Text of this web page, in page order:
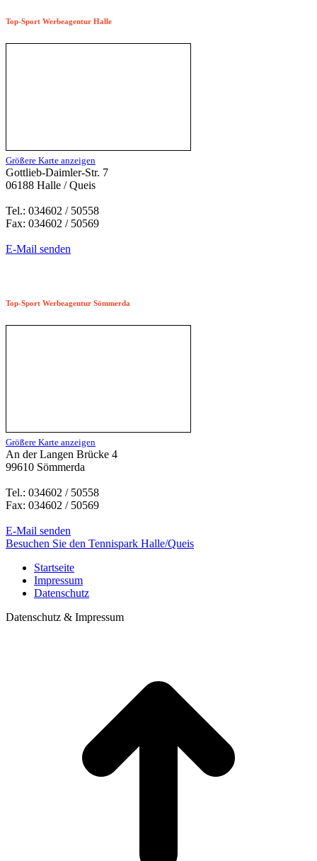
Top-Sport Werbeagentur Halle
Größere Karte anzeigen
Gottlieb-Daimler-Str. 7
06188 Halle / Queis
Tel.: 034602 / 50558
Fax: 034602 / 50569
E-Mail senden
Top-Sport Werbeagentur Sömmerda
Größere Karte anzeigen
An der Langen Brücke 4
99610 Sömmerda
Tel.: 034602 / 50558
Fax: 034602 / 50569
E-Mail senden
Besuchen Sie den Tennispark Halle/Queis
Startseite
Impressum
Datenschutz
Datenschutz & Impressum